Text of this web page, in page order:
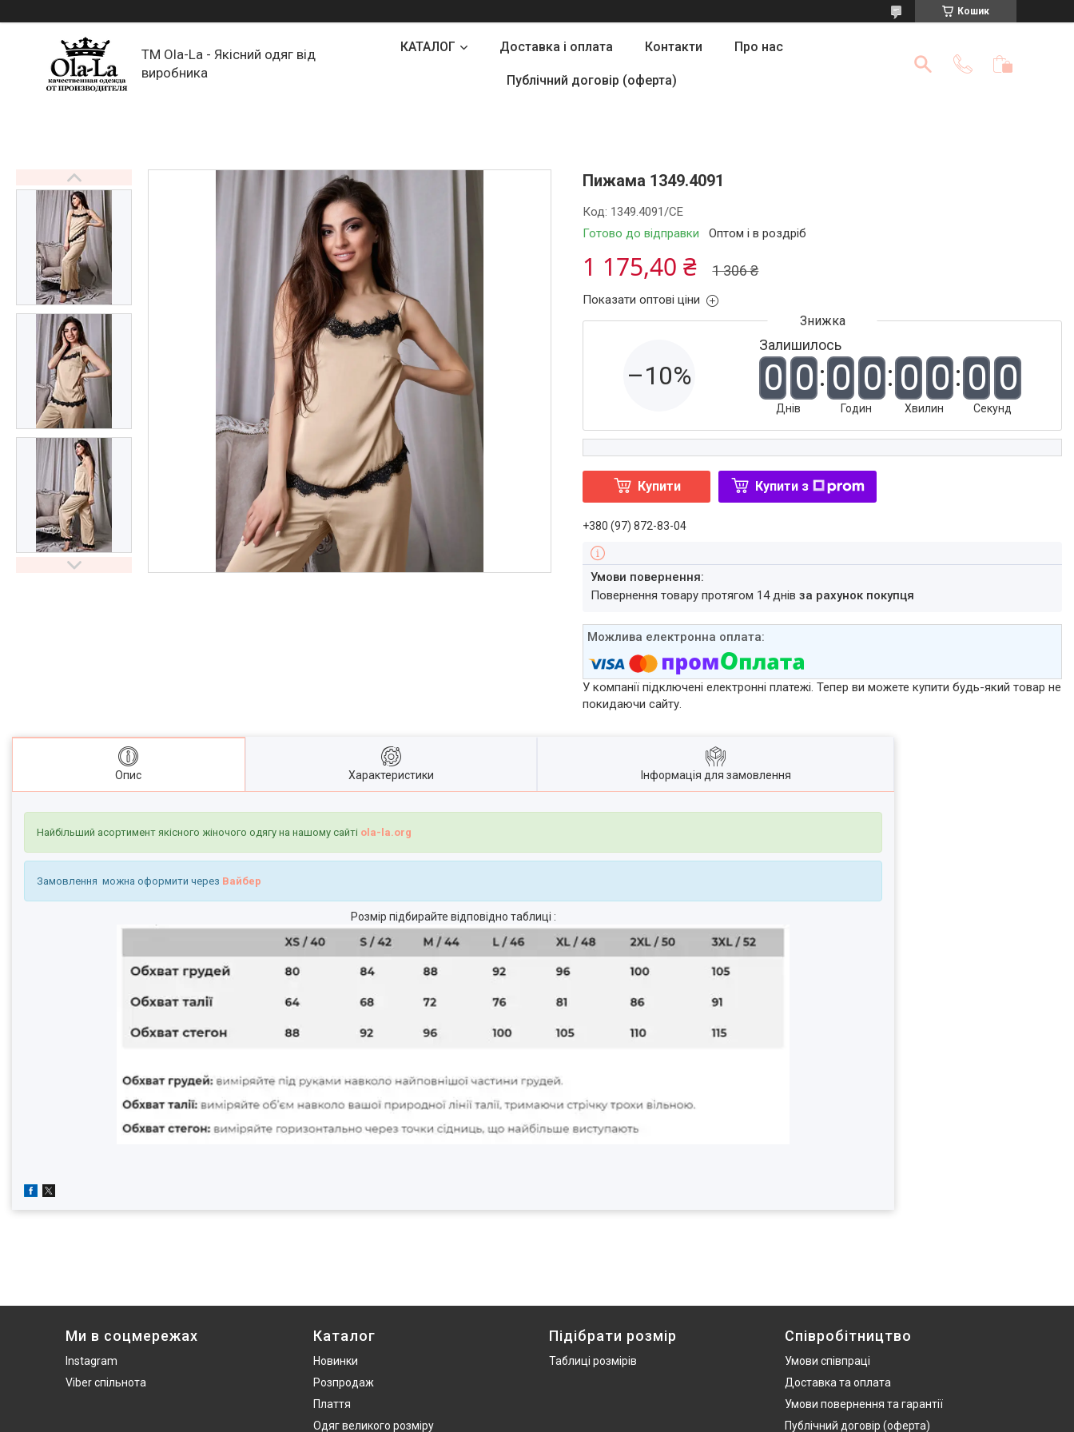
Кошик
TM Ola-La - Якісний одяг від
виробника
КАТАЛОГ Доставка і оплата Контакти Про нас
Публічний договір (оферта)
Пижама 1349.4091
Готово до відправки Оптом і в роздріб
Код: 1349.4091/СЕ
1 306 ₴
1 175,40 ₴
Показати оптові ціни
–10%
Залишилось
0 0
Днів
0 0
Годин
0 0
Хвилин
0 0
Секунд
Купити Купити з
+380 (97) 872-83-04
повернення товару протягом 14 днівза рахунок покупця
У компанії підключені електронні платежі. Тепер ви можете купити будь-який товар не
покидаючи сайту.
Опис Характеристики Інформація для замовлення
Найбільший асортимент якісного жіночого одягу на нашому сайті ola-la.org
Замовлення можна оформити через Вайбер
Розмір підбирайте відповідно таблиці :
Ми в соцмережах
Instagram
Viber спільнота
Каталог
Новинки
Розпродаж
Плаття
Одяг великого розміру
Підібрати розмір
Таблиці розмірів
Співробітництво
Умови співпраці
Доставка та оплата
Умови повернення та гарантії
Публічний договір (оферта)